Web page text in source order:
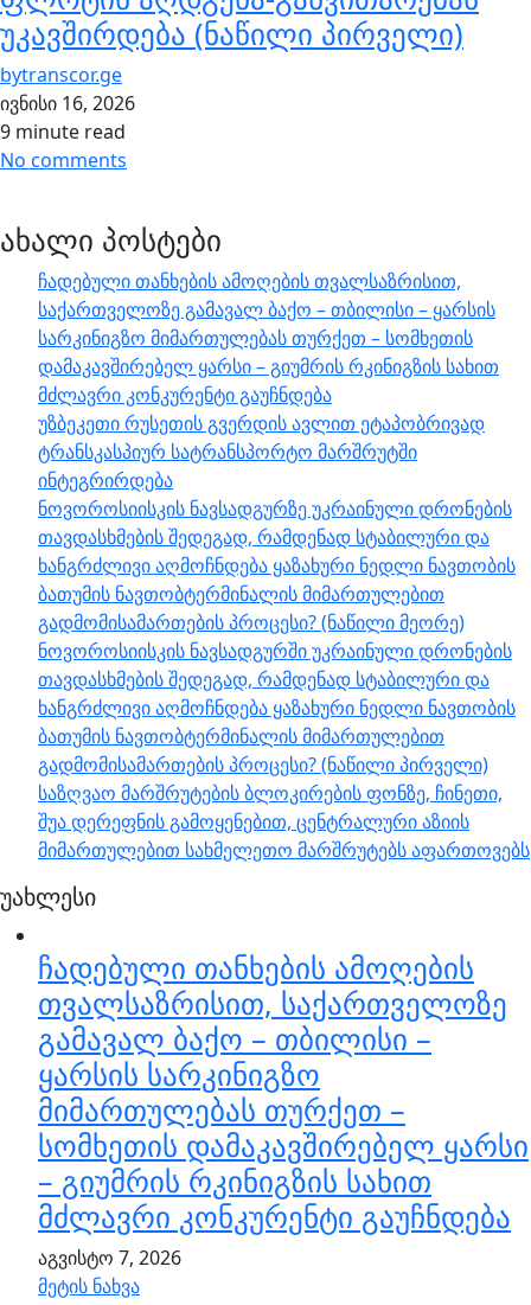
უკავშირდება (ნაწილი პირველი)
bytranscor.ge
ივნისი 16, 2026
9 minute read
No comments
ახალი პოსტები
ჩადებული თანხების ამოღების თვალსაზრისით,
საქართველოზე გამავალ ბაქო – თბილისი – ყარსის
სარკინიგზო მიმართულებას თურქეთ – სომხეთის
დამაკავშირებელ ყარსი – გიუმრის რკინიგზის სახით
მძლავრი კონკურენტი გაუჩნდება
უზბეკეთი რუსეთის გვერდის ავლით ეტაპობრივად
ტრანსკასპიურ სატრანსპორტო მარშრუტში
ინტეგრირდება
ნოვოროსიისკის ნავსადგურზე უკრაინული დრონების
თავდასხმების შედეგად, რამდენად სტაბილური და
ხანგრძლივი აღმოჩნდება ყაზახური ნედლი ნავთობის
ბათუმის ნავთობტერმინალის მიმართულებით
გადმომისამართების პროცესი? (ნაწილი მეორე)
ნოვოროსიისკის ნავსადგურში უკრაინული დრონების
თავდასხმების შედეგად, რამდენად სტაბილური და
ხანგრძლივი აღმოჩნდება ყაზახური ნედლი ნავთობის
ბათუმის ნავთობტერმინალის მიმართულებით
გადმომისამართების პროცესი? (ნაწილი პირველი)
საზღვაო მარშრუტების ბლოკირების ფონზე, ჩინეთი,
შუა დერეფნის გამოყენებით, ცენტრალური აზიის
მიმართულებით სახმელეთო მარშრუტებს აფართოვებს
უახლესი
ჩადებული თანხების ამოღების
თვალსაზრისით, საქართველოზე
გამავალ ბაქო – თბილისი –
ყარსის სარკინიგზო
მიმართულებას თურქეთ –
სომხეთის დამაკავშირებელ ყარსი
– გიუმრის რკინიგზის სახით
მძლავრი კონკურენტი გაუჩნდება
აგვისტო 7, 2026
მეტის ნახვა